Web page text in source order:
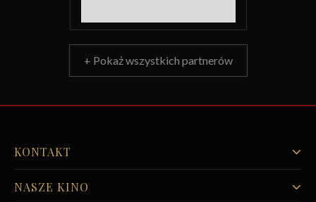
+ Pokaż wszystkich partnerów
KONTAKT
NASZE KINO